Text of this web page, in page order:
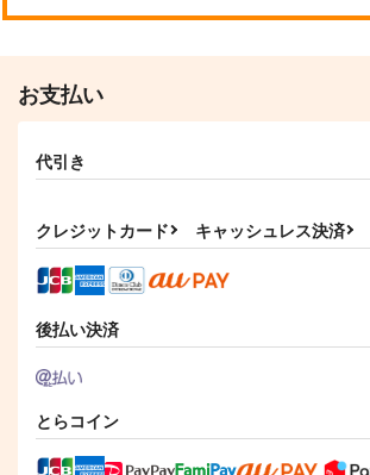
作品詳細
お支払い
代引き
クレジットカード キャッシュレス決済
後払い決済
とらコイン